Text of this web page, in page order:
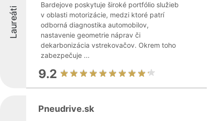
Laureáti
Bardejove poskytuje široké portfólio služieb
v oblasti motorizácie, medzi ktoré patrí
odborná diagnostika automobilov,
nastavenie geometrie náprav či
dekarbonizácia vstrekovačov. Okrem toho
zabezpečuje ...
9.2
Pneudrive.sk